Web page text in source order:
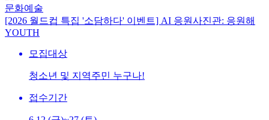
문화예술
[2026 월드컵 특집 '소담하다' 이벤트] AI 응원사진관: 응원해
YOUTH
모집대상
청소년 및 지역주민 누구나!
접수기간